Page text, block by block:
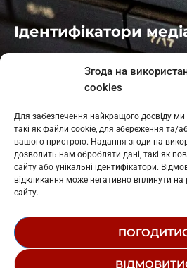
Згода на
cookies
Для забезпечення найкращого досвіду ми
такі як файли cookie, для збереження та/
вашого пристрою. Надання згоди на
дозволить нам обробляти дані, такі як
сайту або унікальні ідентифікатори.
відкликання може негативно вплинути на
сайту.
Ідентифікатори
: L11-01410
: L11-01801
Косів: L11-01805
Гарасимів: L11-02274
© 1995-2026 РК «ЗАХІДНИЙ